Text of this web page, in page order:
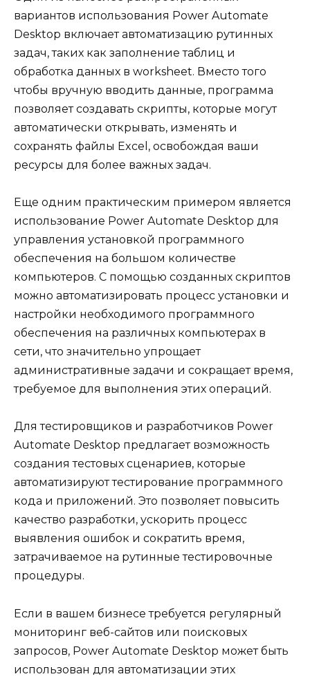
вариантов использования Power Automate
Desktop включает автоматизацию рутинных
задач, таких как заполнение таблиц и
обработка данных в worksheet. Вместо того
чтобы вручную вводить данные, программа
позволяет создавать скрипты, которые могут
автоматически открывать, изменять и
сохранять файлы Excel, освобождая ваши
ресурсы для более важных задач.
Еще одним практическим примером является
использование Power Automate Desktop для
управления установкой программного
обеспечения на большом количестве
компьютеров. С помощью созданных скриптов
можно автоматизировать процесс установки и
настройки необходимого программного
обеспечения на различных компьютерах в
сети, что значительно упрощает
административные задачи и сокращает время,
требуемое для выполнения этих операций.
Для тестировщиков и разработчиков Power
Automate Desktop предлагает возможность
создания тестовых сценариев, которые
автоматизируют тестирование программного
кода и приложений. Это позволяет повысить
качество разработки, ускорить процесс
выявления ошибок и сократить время,
затрачиваемое на рутинные тестировочные
процедуры.
Если в вашем бизнесе требуется регулярный
мониторинг веб-сайтов или поисковых
запросов, Power Automate Desktop может быть
использован для автоматизации этих